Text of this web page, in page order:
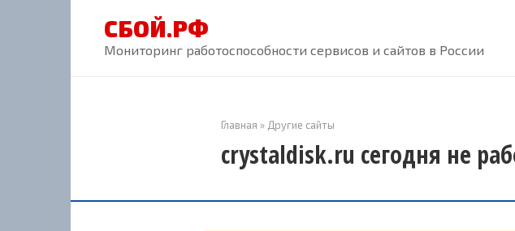
СБОЙ.РФ
Мониторинг работоспособности сервисов и сайтов в России
Главная » Другие сайты
crystaldisk.ru сегодня не